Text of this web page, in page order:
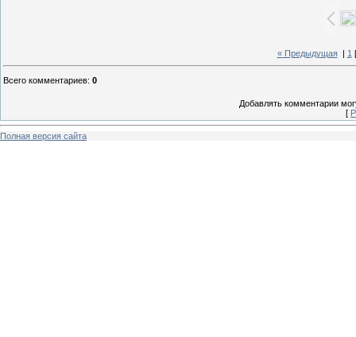
« Предыдущая| 1 [
Всего комментариев: 0
Добавлять комментарии
[
Полная версия сайта